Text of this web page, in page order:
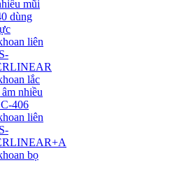
mũi
dùng
liên
lắc
nhiều
406
liên
bọ